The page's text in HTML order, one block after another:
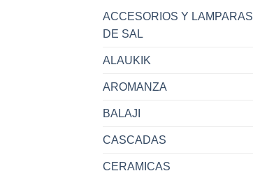
ACCESORIOS Y LAMPARAS
DE SAL
ALAUKIK
AROMANZA
BALAJI
CASCADAS
CERAMICAS